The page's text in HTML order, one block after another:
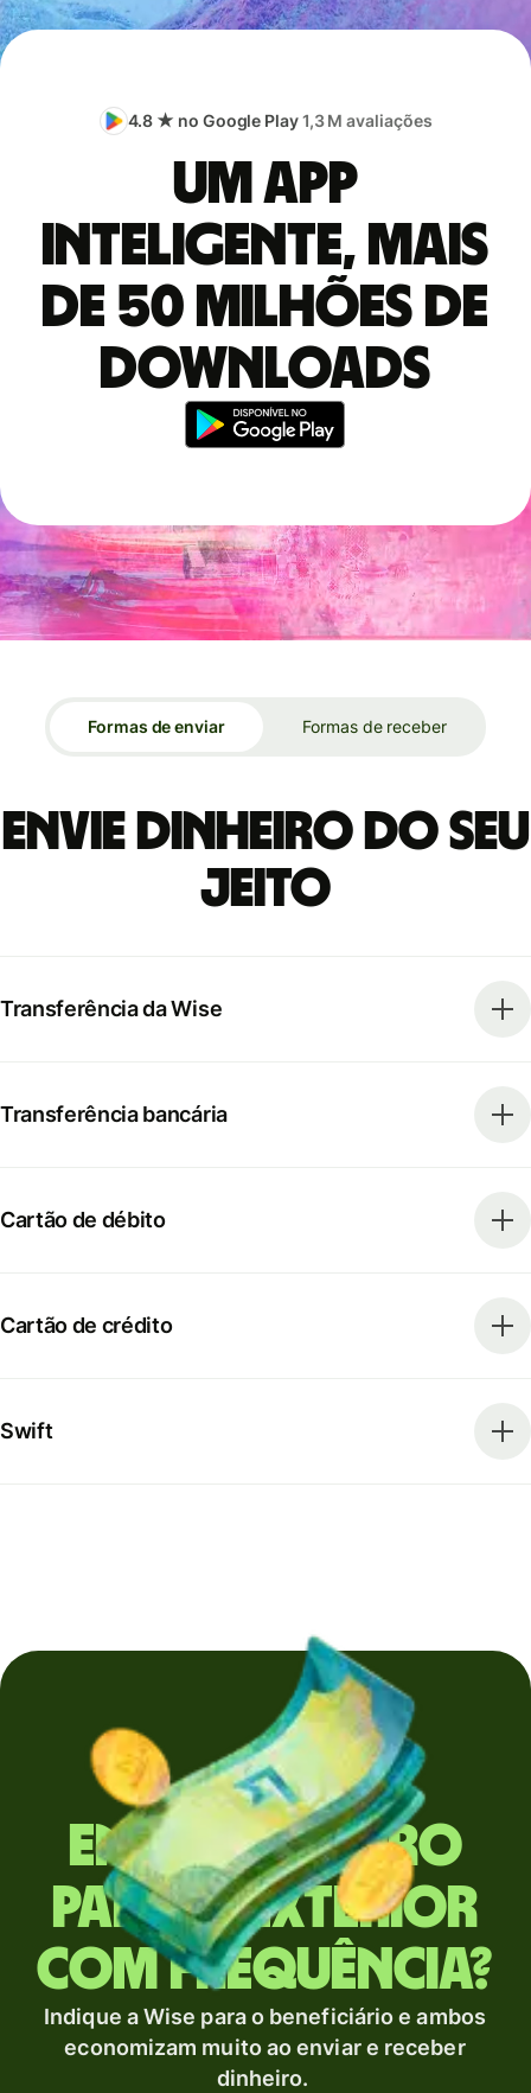
4.8 ★ no Google Play1,3 M avaliações
Um app
inteligente, mais
de 50 milhões de
downloads
Formas de enviar Formas de receber
Envie dinheiro do seu
jeito
Transferência da Wise
Transferência bancária
Cartão de débito
Cartão de crédito
Swift
Envia dinheiro
para o exterior
com frequência?
Indique a Wise para o beneficiário e ambos
economizam muito ao enviar e receber
dinheiro.